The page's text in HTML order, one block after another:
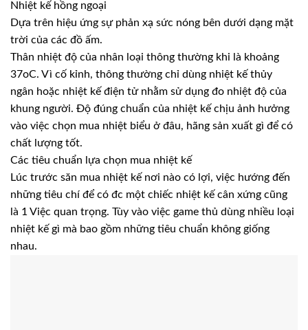
Nhiệt kế hồng ngoại
Dựa trên hiệu ứng sự phản xạ sức nóng bên dưới dạng mặt
trời của các đồ ấm.
Thân nhiệt độ của nhân loại thông thường khi là khoảng
37oC. Vì cố kỉnh, thông thường chỉ dùng nhiệt kế thủy
ngân hoặc nhiệt kế điện tử nhằm sử dụng đo nhiệt độ của
khung người. Độ đúng chuẩn của nhiệt kế chịu ảnh hưởng
vào việc chọn mua nhiệt biểu ở đâu, hãng sản xuất gì để có
chất lượng tốt.
Các tiêu chuẩn lựa chọn mua nhiệt kế
Lúc trước săn mua nhiệt kế nơi nào có lợi, việc hướng đến
những tiêu chí để có đc một chiếc nhiệt kế cân xứng cũng
là 1 Việc quan trọng. Tùy vào việc game thủ dùng nhiều loại
nhiệt kế gì mà bao gồm những tiêu chuẩn không giống
nhau.